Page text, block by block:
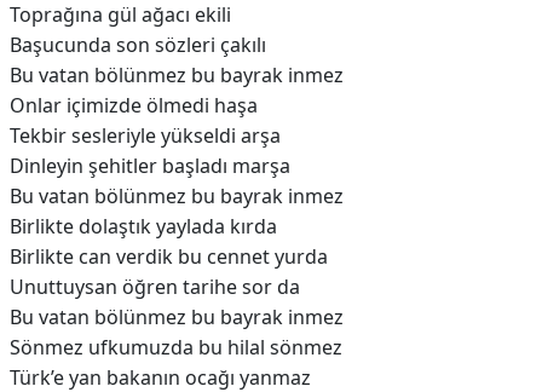
Toprağına gül ağacı ekili
Başucunda son sözleri çakılı
Bu vatan bölünmez bu bayrak inmez
Onlar içimizde ölmedi haşa
Tekbir sesleriyle yükseldi arşa
Dinleyin şehitler başladı marşa
Bu vatan bölünmez bu bayrak inmez
Birlikte dolaştık yaylada kırda
Birlikte can verdik bu cennet yurda
Unuttuysan öğren tarihe sor da
Bu vatan bölünmez bu bayrak inmez
Sönmez ufkumuzda bu hilal sönmez
Türk’e yan bakanın ocağı yanmaz